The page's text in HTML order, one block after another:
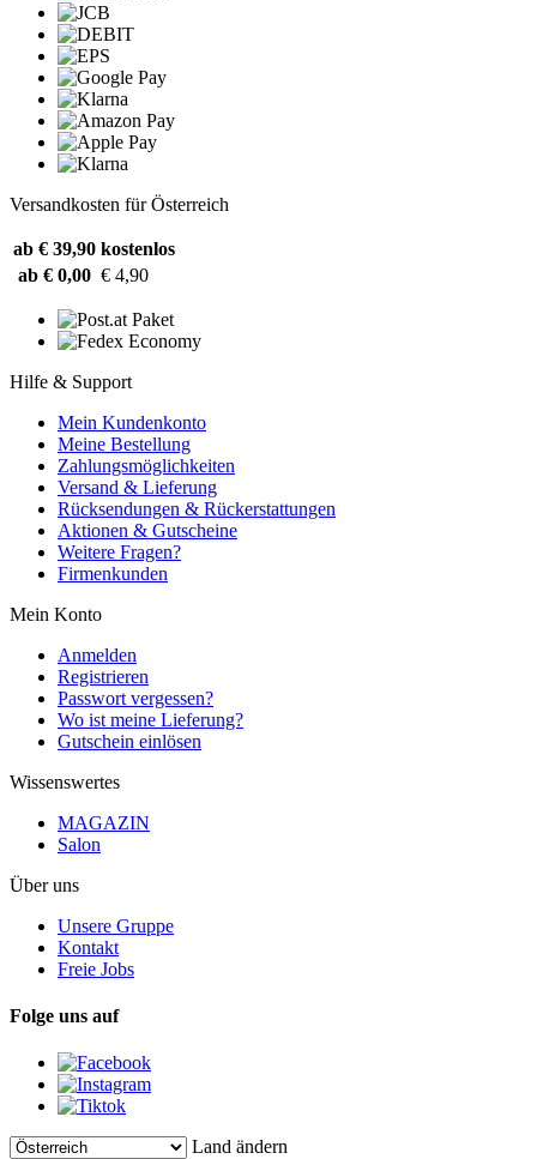
Versandkosten für Österreich
ab € 39,90 kostenlos
ab € 0,00 € 4,90
Hilfe & Support
Mein Kundenkonto
Meine Bestellung
Zahlungsmöglichkeiten
Versand & Lieferung
Rücksendungen & Rückerstattungen
Aktionen & Gutscheine
Weitere Fragen?
Firmenkunden
Mein Konto
Anmelden
Registrieren
Passwort vergessen?
Wo ist meine Lieferung?
Gutschein einlösen
Wissenswertes
MAGAZIN
Salon
Über uns
Unsere Gruppe
Kontakt
Freie Jobs
Folge uns auf
Land ändern